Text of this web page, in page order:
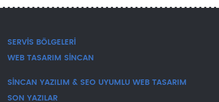
SERVİS BÖLGELERİ
WEB TASARIM SİNCAN
SİNCAN YAZILIM & SEO UYUMLU WEB TASARIM
SON YAZILAR